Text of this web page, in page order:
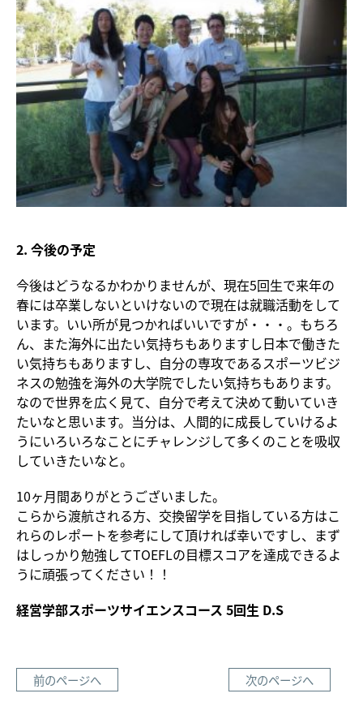
2. 今後の予定
今後はどうなるかわかりませんが、現在5回生で来年の
春には卒業しないといけないので現在は就職活動をして
います。いい所が見つかればいいですが・・・。もちろ
ん、また海外に出たい気持ちもありますし日本で働きた
い気持ちもありますし、自分の専攻であるスポーツビジ
ネスの勉強を海外の大学院でしたい気持ちもあります。
なので世界を広く見て、自分で考えて決めて動いていき
たいなと思います。当分は、人間的に成長していけるよ
うにいろいろなことにチャレンジして多くのことを吸収
していきたいなと。
10ヶ月間ありがとうございました。
こらから渡航される方、交換留学を目指している方はこ
れらのレポートを参考にして頂ければ幸いですし、まず
はしっかり勉強してTOEFLの目標スコアを達成できるよ
うに頑張ってください！！
経営学部スポーツサイエンスコース 5回生 D.S
前のページへ 次のページへ